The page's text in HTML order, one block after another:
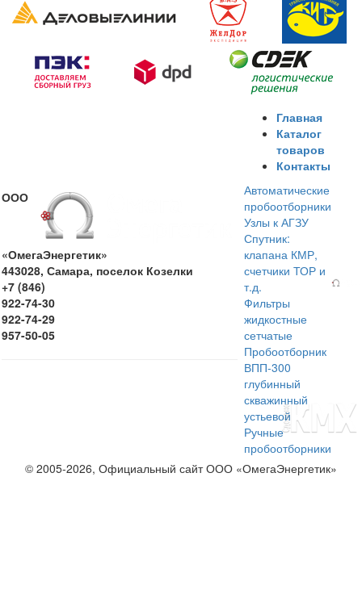
ООО
«ОмегаЭнергетик»
443028, Самара, поселок Козелки
+7 (846)
922-74-30
922-74-29
957-50-05
Главная
Каталог
товаров
Контакты
Автоматические
пробоотборники
Узлы к АГЗУ
Спутник:
клапана КМР,
счетчики ТОР и
т.д.
Фильтры
жидкостные
сетчатые
Пробоотборник
ВПП-300
глубинный
скважинный
устьевой
Ручные
пробоотборники
© 2005-2026, Официальный сайт ООО «ОмегаЭнергетик»